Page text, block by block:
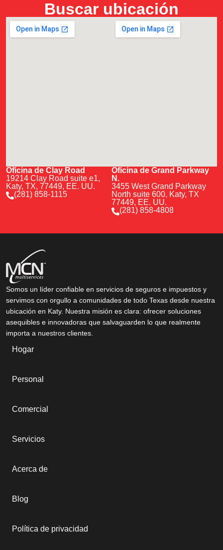
Buscar ubicación
Oficina de Clay Road
19214 Clay Road suite e1,
Katy, TX, 77449, EE. UU.
(281) 858-1115
Oficina de Grand Parkway
N.
3455 West Grand Parkway
North suite 600, Katy, TX
77449, EE. UU.
(281) 858-4808
Somos un líder confiable en servicios de seguros e impuestos y
servimos con orgullo a comunidades de todo Texas desde nuestra
ubicación en Katy. Nuestra misión es clara: ofrecer soluciones
asequibles e innovadoras que salvaguarden lo que realmente
importa a nuestros clientes.
Hogar
Personal
Comercial
Servicios
Acerca de
Blog
Política de privacidad